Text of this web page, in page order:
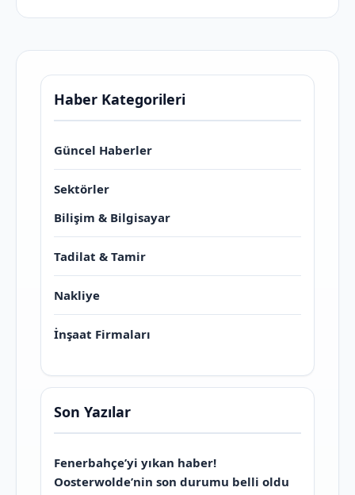
Haber Kategorileri
Güncel Haberler
Sektörler
Bilişim & Bilgisayar
Tadilat & Tamir
Nakliye
İnşaat Firmaları
Son Yazılar
Fenerbahçe’yi yıkan haber!
Oosterwolde’nin son durumu belli oldu